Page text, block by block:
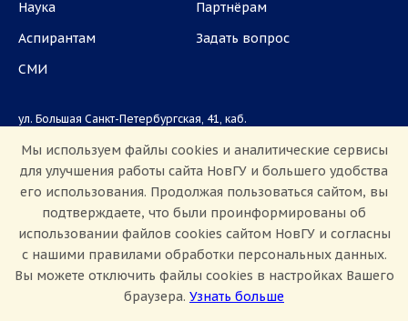
Наука
Аспирантам
СМИ
Партнёрам
Задать вопрос
ул. Большая Санкт-Петербургская, 41, каб.
Приемная комиссия: +7(8162)33-20-44
Мы используем файлы cookies и аналитические сервисы
для улучшения работы сайта НовГУ и большего удобства
его использования. Продолжая пользоваться сайтом, вы
подтверждаете, что были проинформированы об
использовании файлов cookies сайтом НовГУ и согласны
с нашими правилами обработки персональных данных.
Вы можете отключить файлы cookies в настройках Вашего
браузера. Узнать больше